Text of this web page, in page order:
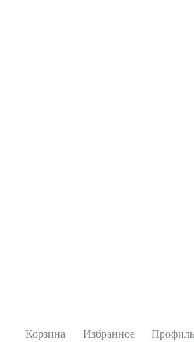
Корзина Избранное